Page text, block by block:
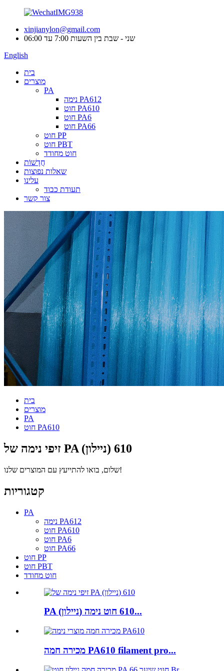
xinjianylon@gmail.com
שני - שבת בין השעות 7:00 עד 06:00
English
בית
מוצרים
PA
נימה PA612
חוט PA610
חוט PA6
חוט PA66
חוט PP
חוט PBT
חוט מחודד
חֲדָשׁוֹת
שאלות נפוצות
עלינו
תעודת כבוד
צור קשר
בית
מוצרים
PA
חוט PA610
זיפי נימה של PA (ניילון) 610
שלום, בואו להתייעץ עם המוצרים שלנו!
קטגוריות
PA
נימה PA612
חוט PA610
חוט PA6
חוט PA66
חוט PP
חוט PBT
חוט מחודד
PA (ניילון) 610 חוט נימה...
מכירה חמה PA610 filament pro...